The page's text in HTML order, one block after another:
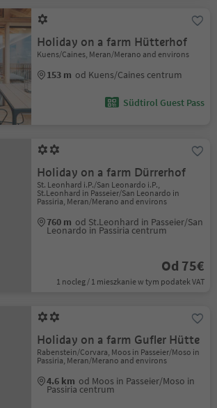
Holiday on a farm Hütterhof
Kuens/Caines, Meran/Merano and environs
153 m od Kuens/Caines centrum
Südtirol Guest Pass
Holiday on a farm Dürrerhof
St. Leonhard i.P./San Leonardo i.P.,
St.Leonhard in Passeier/San Leonardo in
Passiria, Meran/Merano and environs
760 m od St.Leonhard in Passeier/San
Leonardo in Passiria centrum
Od 75€
1 nocleg / 1 mieszkanie w tym podatek VAT
Holiday on a farm Gufler Hütte
Rabenstein/Corvara, Moos in Passeier/Moso in
Passiria, Meran/Merano and environs
4.6 km od Moos in Passeier/Moso in
Passiria centrum